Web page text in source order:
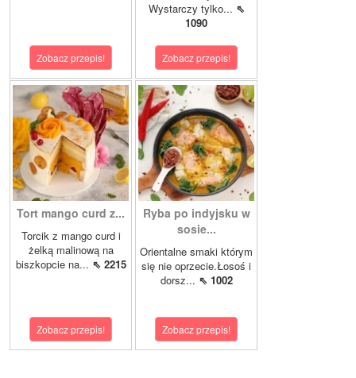
Zobacz przepis!
Wystarczy tylko... ⇖
1090
Zobacz przepis!
Tort mango curd z...
Torcik z mango curd i
żelką malinową na
biszkopcie na... ⇖ 2215
Zobacz przepis!
Ryba po indyjsku w
sosie...
Orientalne smaki którym
się nie oprzecie.Łosoś i
dorsz... ⇖ 1002
Zobacz przepis!